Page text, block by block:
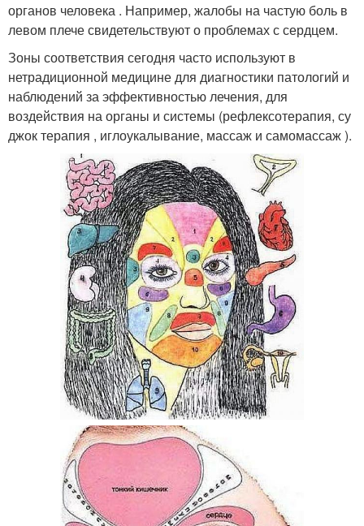
органов человека . Например, жалобы на частую боль в
левом плече свидетельствуют о проблемах с сердцем.
Зоны соответствия сегодня часто используют в
нетрадиционной медицине для диагностики патологий и
наблюдений за эффективностью лечения, для
воздействия на органы и системы (рефлексотерапия, су
джок терапия , иглоукалывание, массаж и самомассаж ).